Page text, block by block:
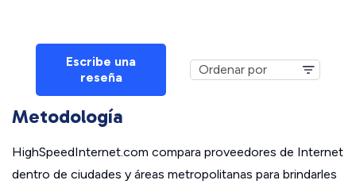
Escribe una
reseña
Metodología
HighSpeedInternet.com compara proveedores de Internet
dentro de ciudades y áreas metropolitanas para brindarles